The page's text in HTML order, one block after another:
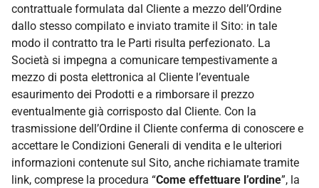
contrattuale formulata dal Cliente a mezzo dell’Ordine
dallo stesso compilato e inviato tramite il Sito: in tale
modo il contratto tra le Parti risulta perfezionato. La
Società si impegna a comunicare tempestivamente a
mezzo di posta elettronica al Cliente l’eventuale
esaurimento dei Prodotti e a rimborsare il prezzo
eventualmente già corrisposto dal Cliente. Con la
trasmissione dell’Ordine il Cliente conferma di conoscere e
accettare le Condizioni Generali di vendita e le ulteriori
informazioni contenute sul Sito, anche richiamate tramite
link, comprese la procedura “Come effettuare l’ordine”, la